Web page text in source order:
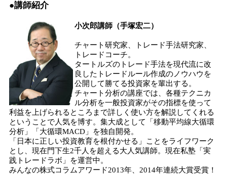
●講師紹介
小次郎講師（手塚宏二）
チャート研究家、トレード手法研究家、
トレードコーチ。
タートルズのトレード手法を現代流に改
良したトレードルール作成のノウハウを
公開して勝てる投資家を輩出する。
チャート分析の講座では、各種テクニカ
ル分析を一般投資家がその指標を使って
利益を上げられるところまで詳しく使い方を解説してくれる
ということで人気を博す。集大成として「移動平均線大循環
分析」「大循環MACD」を独自開発。
「日本に正しい投資教育を根付かせる」ことをライフワーク
とし、現在門下生2千人を超える大人気講師。現在私塾「実
践トレードラボ」を運営中。
みんなの株式コラムアワード2013年、2014年連続大賞受賞！